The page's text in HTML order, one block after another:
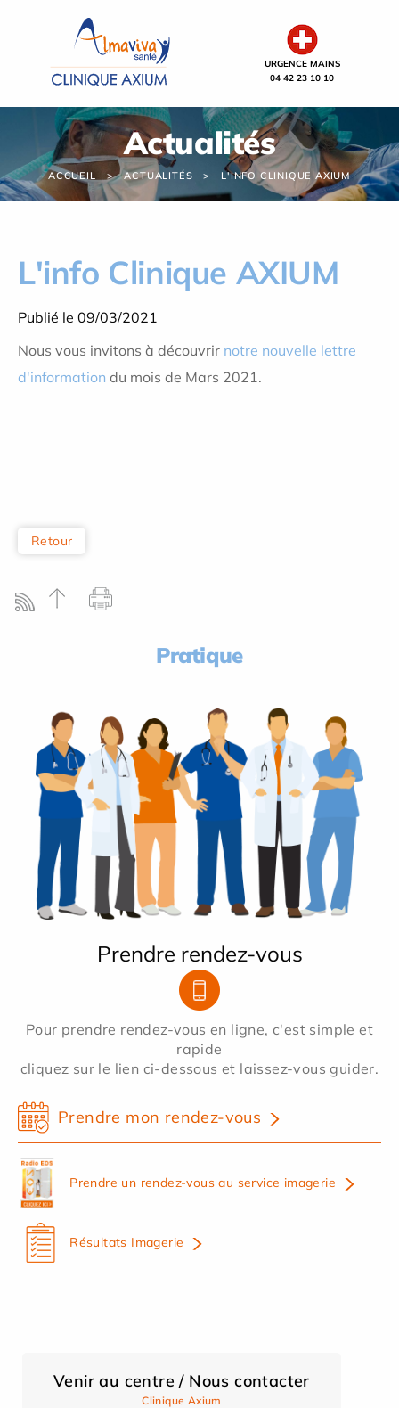
URGENCE MAINS
04 42 23 10 10
Actualités
ACCUEIL ACTUALITÉS L'INFO CLINIQUE AXIUM
L'info Clinique AXIUM
Publié le 09/03/2021
Nous vous invitons à découvrir notre nouvelle lettre
d'information du mois de Mars 2021.
Retour
Pratique
Prendre rendez-vous
Pour prendre rendez-vous en ligne, c'est simple et
rapide
cliquez sur le lien ci-dessous et laissez-vous guider.
Prendre mon rendez-vous
Prendre un rendez-vous au service imagerie
Résultats Imagerie
Venir au centre / Nous contacter
Clinique Axium